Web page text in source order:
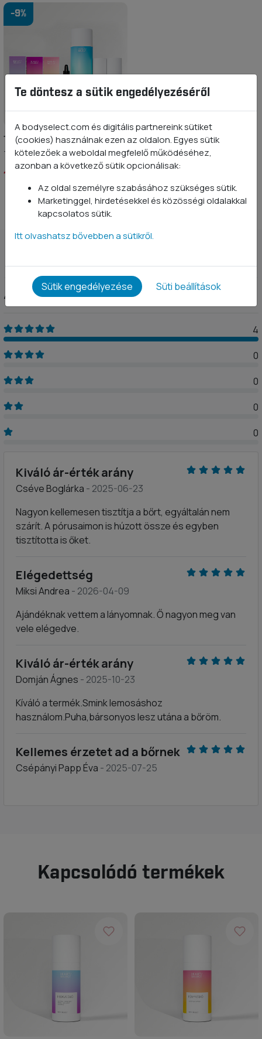
-9%
TELJES NAPI RUTIN
Termékcsomag
14 990 Ft
5
4 értékelés
4
0
0
0
0
Kiváló ár-érték arány
Cséve Boglárka - 2025-06-23
Nagyon kellemesen tisztítja a bőrt, egyáltalán nem
szárít. A pórusaimon is húzott össze és egyben
tisztította is őket.
Elégedettség
Miksi Andrea - 2026-04-09
Ajándéknak vettem a lányomnak. Ő nagyon meg van
vele elégedve.
Kiváló ár-érték arány
Domján Ágnes - 2025-10-23
Kíváló a termék.Smink lemosáshoz
használom.Puha,bársonyos lesz utána a bőröm.
Kellemes érzetet ad a bőrnek
Csépányi Papp Éva - 2025-07-25
Kapcsolódó termékek
Te döntesz a sütik engedélyezéséről
A bodyselect.com és digitális partnereink sütiket
(cookies) használnak ezen az oldalon. Egyes sütik
kötelezőek a weboldal megfelelő működéséhez,
azonban a következő sütik opcionálisak:
Az oldal személyre szabásához szükséges sütik.
Marketinggel, hirdetésekkel és közösségi oldalakkal
kapcsolatos sütik.
Itt olvashatsz bővebben a sütikről.
Sütik engedélyezése Süti beállítások